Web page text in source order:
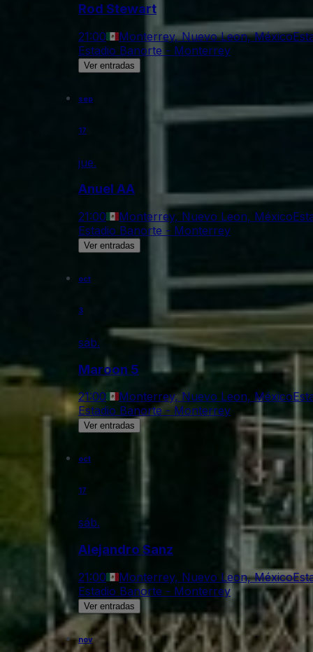
Rod Stewart
21:00 Monterrey, Nuevo Leon, México
Estadio Banorte - Monterrey
Ver entradas
sep
17
jue.
Anuel AA
21:00 Monterrey, Nuevo Leon, México
Estadio Banorte - Monterrey
Ver entradas
oct
3
sáb.
Maroon 5
21:00 Monterrey, Nuevo Leon, México
Estadio Banorte - Monterrey
Ver entradas
oct
17
sáb.
Alejandro Sanz
21:00 Monterrey, Nuevo Leon, México
Estadio Banorte - Monterrey
Ver entradas
nov